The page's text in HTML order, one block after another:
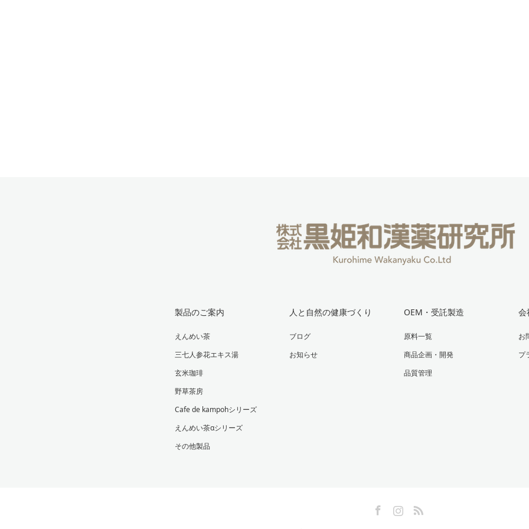
製品のご案内
えんめい茶
三七人参花エキス湯
玄米珈琲
野草茶房
Cafe de kampohシリーズ
えんめい茶αシリーズ
その他製品
人と自然の健康づくり
ブログ
お知らせ
OEM・受託製造
原料一覧
商品企画・開発
品質管理
会
お
プ